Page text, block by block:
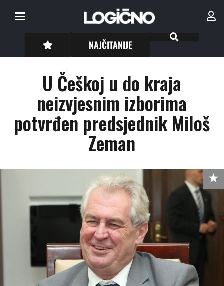
NAJČITANIJE
U Češkoj u do kraja
neizvjesnim izborima
potvrđen predsjednik Miloš
Zeman